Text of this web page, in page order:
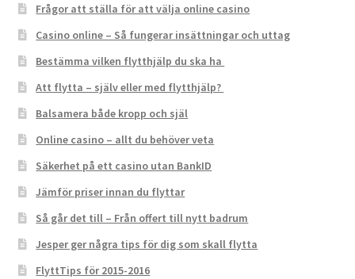
Frågor att ställa för att välja online casino
Casino online – Så fungerar insättningar och uttag
Bestämma vilken flytthjälp du ska ha
Att flytta – själv eller med flytthjälp?
Balsamera både kropp och själ
Online casino – allt du behöver veta
Säkerhet på ett casino utan BankID
Jämför priser innan du flyttar
Så går det till – Från offert till nytt badrum
Jesper ger några tips för dig som skall flytta
FlyttTips för 2015-2016